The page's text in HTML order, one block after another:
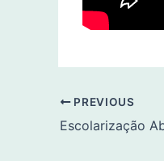
PREVIOUS